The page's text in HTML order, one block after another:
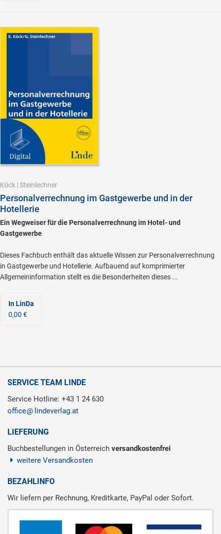
Köck | Steinlechner
Personalverrechnung im Gastgewerbe und in der
Hotellerie
Ein Wegweiser für die Personalverrechnung im Hotel- und
Gastgewerbe
Dieses Fachbuch enthält das aktuelle Wissen zur Personalverrechnung
in Gastgewerbe und Hotellerie. Aufbauend auf komprimierter
Allgemeininformation stellt es die Besonderheiten dieses ...
In LinDa
0,00 €
SERVICE TEAM LINDE
Service Hotline: +43 1 24 630
office
lindeverlag.at
LIEFERUNG
Buchbestellungen in Österreich versandkostenfrei
weitere Versandkosten
BEZAHLINFO
Wir liefern per Rechnung, Kreditkarte, PayPal oder Sofort.